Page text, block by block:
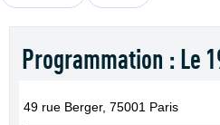
Programmation : Le
49 rue Berger, 75001 Paris